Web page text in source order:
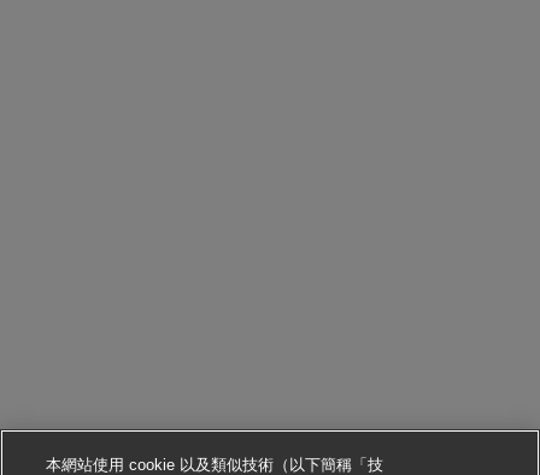
本網站使用 cookie 以及類似技術（以下簡稱「技